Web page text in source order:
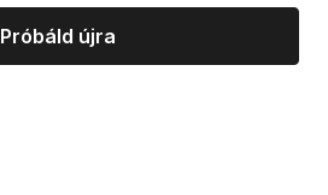
Próbáld újra